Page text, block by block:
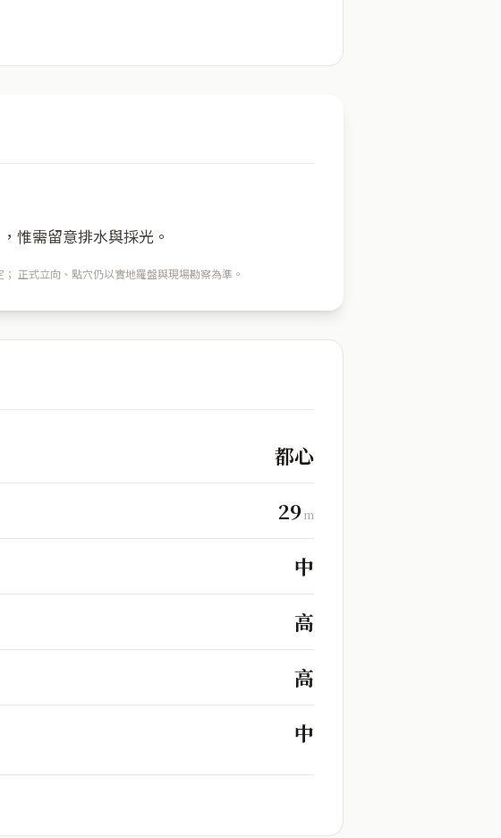
惟需留意排水與採光。
正式立向、點穴仍以實地羅盤與現場勘察為準。
都心
29m
中
高
高
中